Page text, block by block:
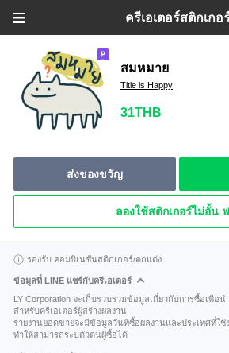
ครีเอเตอร์สติกเกอ
สมหมาย
Title is Happy
31THB
ส่งของขวัญ
ลองใช้สติกเกอร์ไม่อั้น
รองรับ คอมบิเนชันสติกเกอร์/ตกแต่ง
ข้อมูลที่ LINE แชร์กับครีเอเตอร์
LY Corporation จะเก็บรวบรวมข้อมูลเกี่ยวกับการซื้อเพื่อ
สำหรับครีเอเตอร์ผู้สร้างผลงาน
รายงานยอดขายจะมีข้อมูลวันที่ซื้อผลงานและประเทศที่ใ
ทำให้สามารถระบุตัวตนผู้ซื้อได้